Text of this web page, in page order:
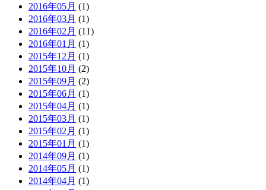
2016年05月 (1)
2016年03月 (1)
2016年02月 (11)
2016年01月 (1)
2015年12月 (1)
2015年10月 (2)
2015年09月 (2)
2015年06月 (1)
2015年04月 (1)
2015年03月 (1)
2015年02月 (1)
2015年01月 (1)
2014年09月 (1)
2014年05月 (1)
2014年04月 (1)